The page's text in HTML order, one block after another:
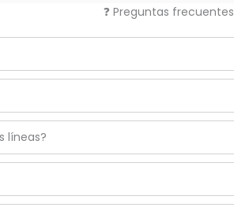
❓ Preguntas frecuentes
líneas?